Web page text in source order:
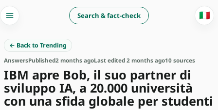
Search & fact-check 🇮🇹
← Back to Trending
AnswersPublished2 months agoLast edited 2 months ago10 sources
IBM apre Bob, il suo partner di
sviluppo IA, a 20.000 università
con una sfida globale per studenti